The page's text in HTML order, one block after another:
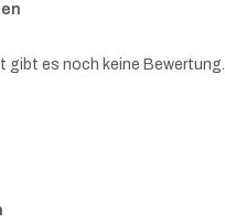
gibt es noch keine Bewertung.